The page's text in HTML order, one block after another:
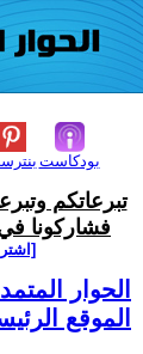
بودكاست
تبرعاتكم
فشاركونا
الحوار
الموقع